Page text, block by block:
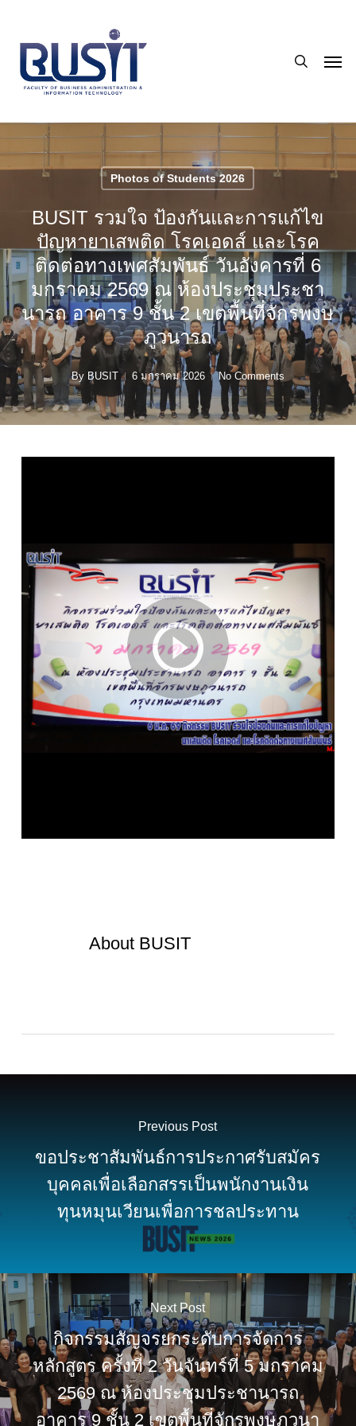
main
content
Photos of Students 2026
BUSIT รวมใจ ป้องกันและการแก้ไข
ปัญหายาเสพติด โรคเอดส์ และโรค
ติดต่อทางเพศสัมพันธ์ วันอังคารที่ 6
มกราคม 2569 ณ ห้องประชุมประชา
นารถ อาคาร 9 ชั้น 2 เขตพื้นที่จักรพงษ
ภูวนารถ
By BUSIT 6 มกราคม 2026 No Comments
AboutBUSIT
Previous Post
ขอประชาสัมพันธ์การประกาศรับสมัคร
บุคคลเพื่อเลือกสรรเป็นพนักงานเงิน
ทุนหมุนเวียนเพื่อการชลประทาน
Next Post
กิจกรรมสัญจรยกระดับการจัดการ
หลักสูตร ครั้งที่ 2 วันจันทร์ที่ 5 มกราคม
2569 ณ ห้องประชุมประชานารถ
อาคาร 9 ชั้น 2 เขตพื้นที่จักรพงษภูวนา